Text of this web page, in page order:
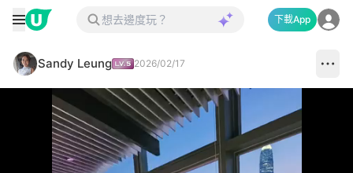
下載App
Sandy Leung 2026/02/17